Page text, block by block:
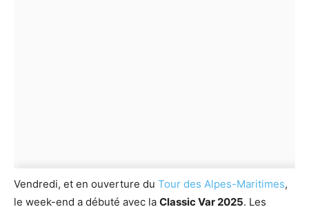
Vendredi, et en ouverture du Tour des Alpes-Maritimes,
le week-end a débuté avec la Classic Var 2025. Les